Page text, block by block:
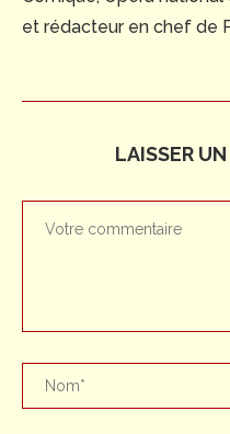
et rédacteur en chef de
LAISSER